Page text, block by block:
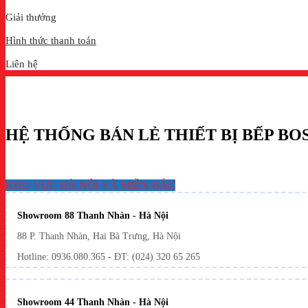
Giải thưởng
Hình thức thanh toán
Liên hệ
HỆ THỐNG BÁN LẺ THIẾT BỊ BẾP
KHU VỰC HÀ NỘI VÀ MIỀN BẮC
Showroom 88 Thanh Nhàn - Hà Nội
88 P. Thanh Nhàn, Hai Bà Trưng, Hà Nội
Hotline: 0936.080.365 - ĐT: (024) 320 65 265
Showroom 44 Thanh Nhàn - Hà Nội